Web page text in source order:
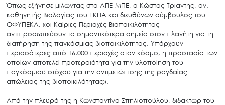
Όπως εξήγησε μιλώντας στο ΑΠΕ-ΜΠΕ, ο Κώστας Τριάντης, αν.
καθηγητής Βιολογίας του ΕΚΠΑ και διευθύνων σύμβουλος του
ΟΦΥΠΕΚΑ, «οι Καίριες Περιοχές Βιοποικιλότητας
αντιπροσωπεύουν τα σημαντικότερα σημεία στον πλανήτη για τη
διατήρηση της παγκόσμιας βιοποικιλότητας. Υπάρχουν
περισσότερες από 16.000 περιοχές στον κόσμο, η προστασία των
οποίων αποτελεί προτεραιότητα για την υλοποίηση του
παγκόσμιου στόχου για την αντιμετώπισης της ραγδαίας
απώλειας της βιοποικιλότητας».
Από την πλευρά της η Κωνσταντίνα Σπηλιοπούλου, διδάκτωρ του